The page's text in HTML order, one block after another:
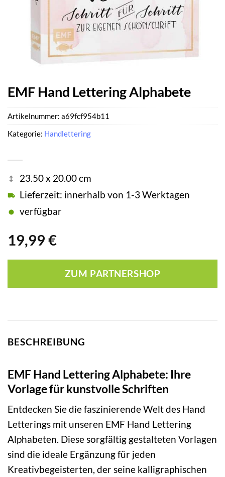
EMF Hand Lettering Alphabete
19,99 €
23.50 x 20.00 cm
Lieferzeit: innerhalb von 1-3 Werktagen
verfügbar
ZUM PARTNERSHOP
Artikelnummer: a69fcf954b11
Kategorie: Handlettering
BESCHREIBUNG
EMF Hand Lettering Alphabete: Ihre
Vorlage für kunstvolle Schriften
Entdecken Sie die faszinierende Welt des Hand
Letterings mit unseren EMF Hand Lettering
Alphabeten. Diese sorgfältig gestalteten Vorlagen
sind die ideale Ergänzung für jeden
Kreativbegeisterten, der seine kalligraphischen